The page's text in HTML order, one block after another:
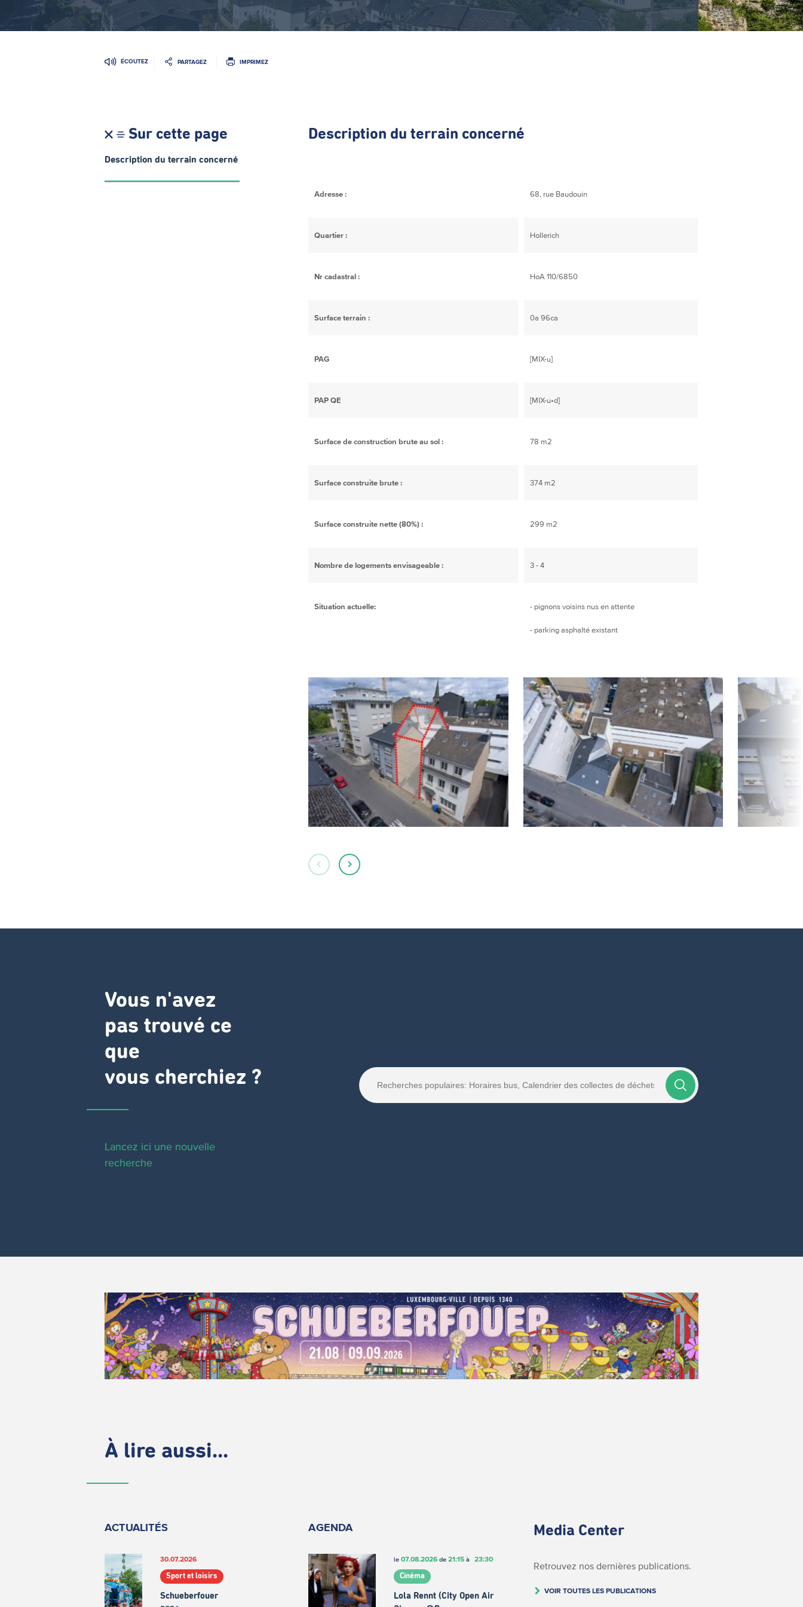
ÉCOUTEZ PARTAGEZ IMPRIMEZ
Sur cette page
Description du terrain concerné
Description du terrain concerné
Adresse : 68, rue Baudouin
Quartier : Hollerich
Nr cadastral : HoA 110/6850
Surface terrain : 0a 96ca
PAG [MIX-u]
PAP QE [MIX-u•d]
Surface de construction brute au sol : 78 m2
Surface construite brute : 374 m2
Surface construite nette (80%) : 299 m2
Nombre de logements envisageable : 3 - 4
Situation actuelle: - pignons voisins nus en attente
- parking asphalté existant
Vous n'avez
pas trouvé ce
que
vous cherchiez ?
Lancez ici une nouvelle
recherche
À lire aussi...
ACTUALITÉS
30.07.2026
Sport et loisirs
Schueberfouer
AGENDA
le 07.08.2026de 21:15à 23:30
Cinéma
Lola Rennt (City Open Air
Media Center
Retrouvez nos dernières publications.
VOIR TOUTES LES PUBLICATIONS